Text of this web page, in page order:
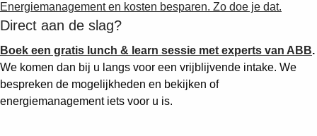
Energiemanagement en kosten besparen. Zo doe je dat.
Direct aan de slag?
Boek een gratis lunch & learn sessie met experts van ABB.
We komen dan bij u langs voor een vrijblijvende intake. We
bespreken de mogelijkheden en bekijken of
energiemanagement iets voor u is.